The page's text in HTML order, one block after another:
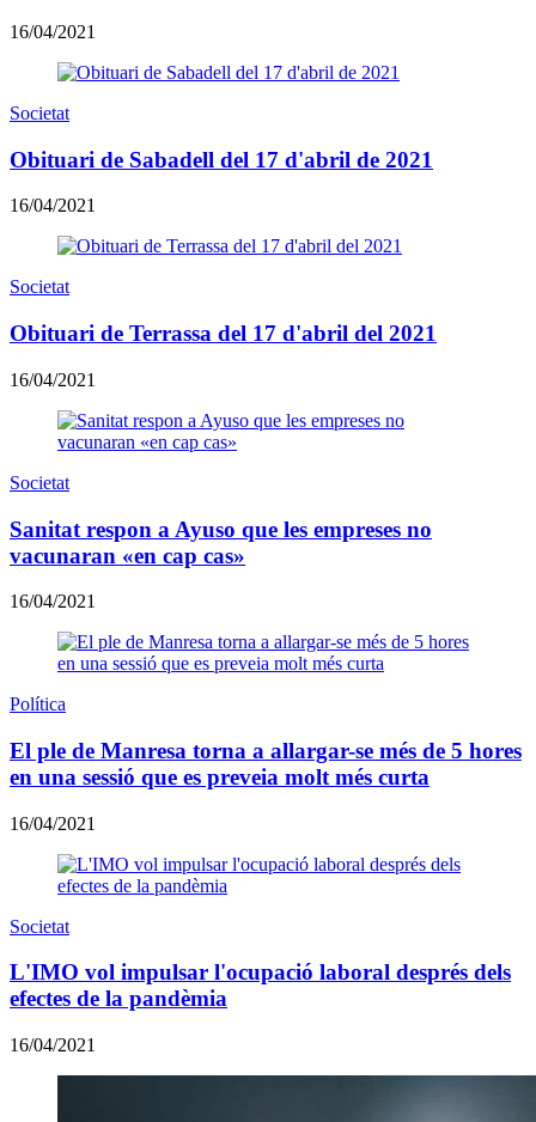
16/04/2021
Societat
Obituari de Sabadell del 17 d'abril de 2021
16/04/2021
Societat
Obituari de Terrassa del 17 d'abril del 2021
16/04/2021
Societat
Sanitat respon a Ayuso que les empreses no
vacunaran «en cap cas»
16/04/2021
Política
El ple de Manresa torna a allargar-se més de 5 hores
en una sessió que es preveia molt més curta
16/04/2021
Societat
L'IMO vol impulsar l'ocupació laboral després dels
efectes de la pandèmia
16/04/2021